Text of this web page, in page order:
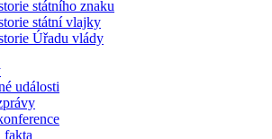
státního znaku
státní vlajky
Úřadu vlády
události
fakta